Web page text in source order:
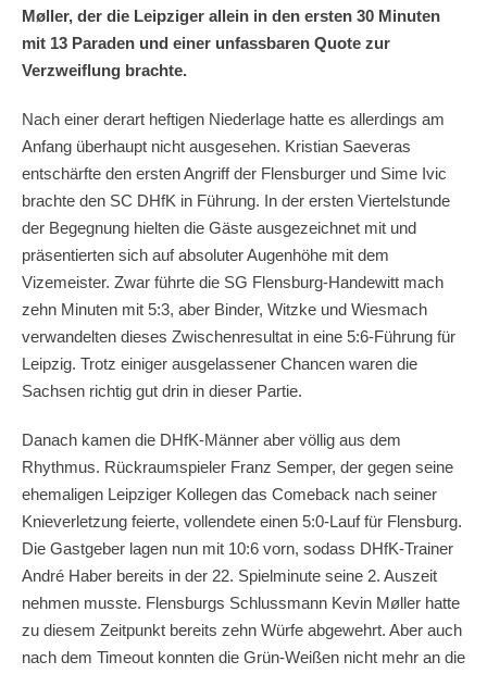
Møller, der die Leipziger allein in den ersten 30 Minuten
mit 13 Paraden und einer unfassbaren Quote zur
Verzweiflung brachte.
Nach einer derart heftigen Niederlage hatte es allerdings am
Anfang überhaupt nicht ausgesehen. Kristian Saeveras
entschärfte den ersten Angriff der Flensburger und Sime Ivic
brachte den SC DHfK in Führung. In der ersten Viertelstunde
der Begegnung hielten die Gäste ausgezeichnet mit und
präsentierten sich auf absoluter Augenhöhe mit dem
Vizemeister. Zwar führte die SG Flensburg-Handewitt mach
zehn Minuten mit 5:3, aber Binder, Witzke und Wiesmach
verwandelten dieses Zwischenresultat in eine 5:6-Führung für
Leipzig. Trotz einiger ausgelassener Chancen waren die
Sachsen richtig gut drin in dieser Partie.
Danach kamen die DHfK-Männer aber völlig aus dem
Rhythmus. Rückraumspieler Franz Semper, der gegen seine
ehemaligen Leipziger Kollegen das Comeback nach seiner
Knieverletzung feierte, vollendete einen 5:0-Lauf für Flensburg.
Die Gastgeber lagen nun mit 10:6 vorn, sodass DHfK-Trainer
André Haber bereits in der 22. Spielminute seine 2. Auszeit
nehmen musste. Flensburgs Schlussmann Kevin Møller hatte
zu diesem Zeitpunkt bereits zehn Würfe abgewehrt. Aber auch
nach dem Timeout konnten die Grün-Weißen nicht mehr an die